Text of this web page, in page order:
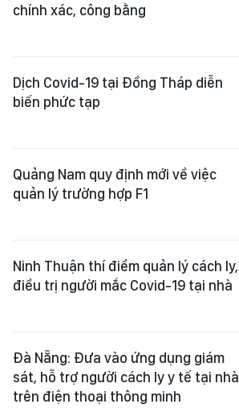
chính xác, công bằng
Dịch Covid-19 tại Đồng Tháp diễn
biến phức tạp
Quảng Nam quy định mới về việc
quản lý trường hợp F1
Ninh Thuận thí điểm quản lý cách ly,
điều trị người mắc Covid-19 tại nhà
Đà Nẵng: Đưa vào ứng dụng giám
sát, hỗ trợ người cách ly y tế tại nhà
trên điện thoại thông minh